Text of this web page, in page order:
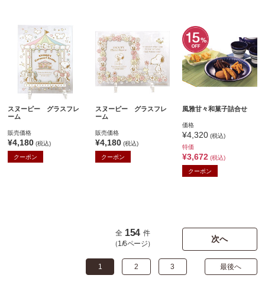
スヌーピー グラスフレ
ーム
販売価格
¥4,180 (税込)
クーポン
スヌーピー グラスフレ
ーム
販売価格
¥4,180(税込)
クーポン
風雅甘々和菓子詰合せ
価格
¥4,320 (税込)
特価
¥3,672 (税込)
クーポン
次へ
全 154 件
（1/6ページ）
1 2 3 最後へ